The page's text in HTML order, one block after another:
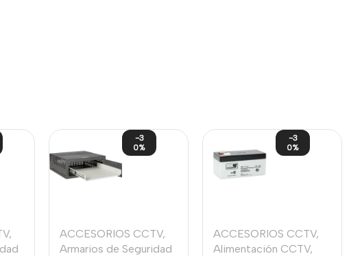
,
-3
0%
ACCESORIOS CCTV,
Armarios de Seguridad
-3
0%
ACCESORIOS CCTV,
Alimentación CCTV,